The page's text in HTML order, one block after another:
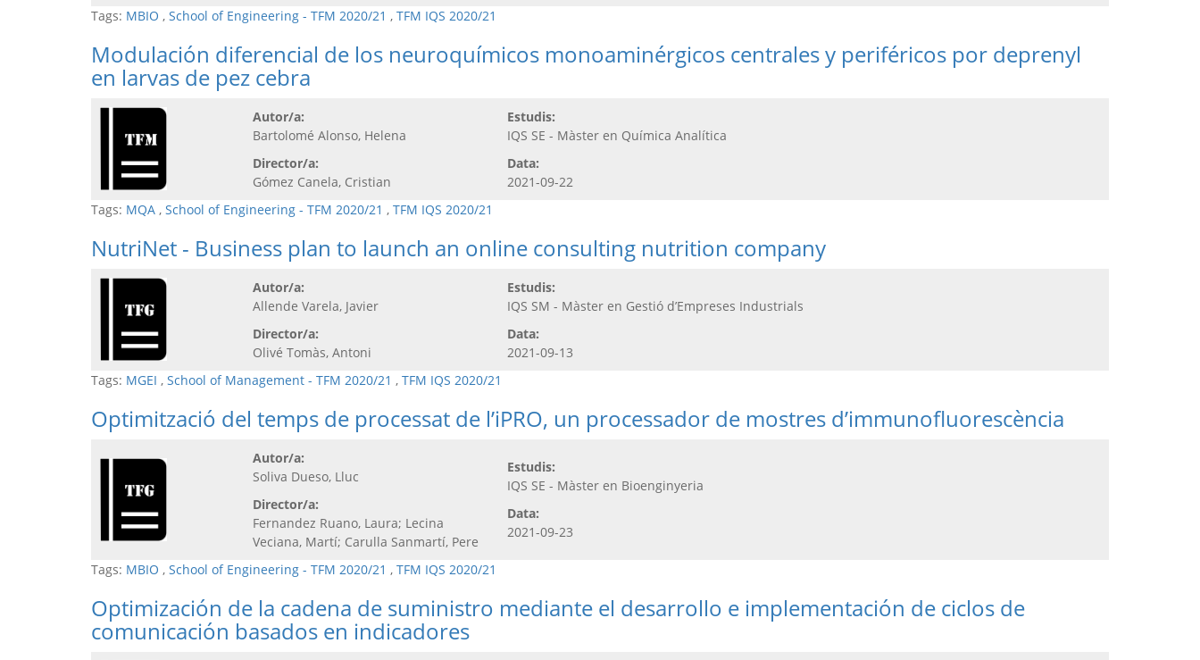
Tags: MBIO , School of Engineering - TFM 2020/21 , TFM IQS 2020/21
Modulación diferencial de los neuroquímicos monoaminérgicos centrales y periféricos por deprenyl
en larvas de pez cebra
Autor/a:
Bartolomé Alonso, Helena
Director/a:
Gómez Canela, Cristian
Estudis:
IQS SE - Màster en Química Analítica
Data:
2021-09-22
Tags: MQA , School of Engineering - TFM 2020/21 , TFM IQS 2020/21
NutriNet - Business plan to launch an online consulting nutrition company
Autor/a:
Allende Varela, Javier
Director/a:
Olivé Tomàs, Antoni
Estudis:
IQS SM - Màster en Gestió d’Empreses Industrials
Data:
2021-09-13
Tags: MGEI , School of Management - TFM 2020/21 , TFM IQS 2020/21
Optimització del temps de processat de l’iPRO, un processador de mostres d’immunofluorescència
Autor/a:
Soliva Dueso, Lluc
Director/a:
Fernandez Ruano, Laura; Lecina
Veciana, Martí; Carulla Sanmartí, Pere
Estudis:
IQS SE - Màster en Bioenginyeria
Data:
2021-09-23
Tags: MBIO , School of Engineering - TFM 2020/21 , TFM IQS 2020/21
Optimización de la cadena de suministro mediante el desarrollo e implementación de ciclos de
comunicación basados en indicadores